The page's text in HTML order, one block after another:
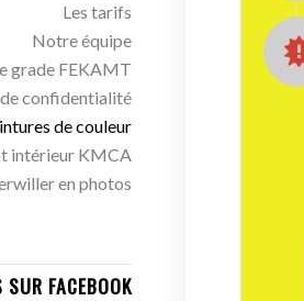
Les tarifs
Notre équipe
grade FEKAMT
confidentialité
de couleur
intérieur KMCA
en photos
FACEBOOK